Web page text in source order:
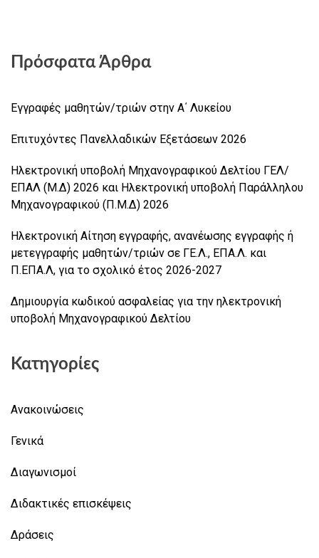
Πρόσφατα Άρθρα
Εγγραφές μαθητών/τριών στην Α΄ Λυκείου
Επιτυχόντες Πανελλαδικών Εξετάσεων 2026
Ηλεκτρονική υποβολή Μηχανογραφικού Δελτίου ΓΕΛ/
ΕΠΑΛ (Μ.Δ) 2026 και Ηλεκτρονική υποβολή Παράλληλου
Μηχανογραφικού (Π.Μ.Δ) 2026
Ηλεκτρονική Αίτηση εγγραφής, ανανέωσης εγγραφής ή
μετεγγραφής μαθητών/τριών σε ΓΕ.Λ., ΕΠΑ.Λ. και
Π.ΕΠΑ.Λ, για το σχολικό έτος 2026-2027
Δημιουργία κωδικού ασφαλείας για την ηλεκτρονική
υποβολή Μηχανογραφικού Δελτίου
Κατηγορίες
Ανακοινώσεις
Γενικά
Διαγωνισμοί
Διδακτικές επισκέψεις
Δράσεις